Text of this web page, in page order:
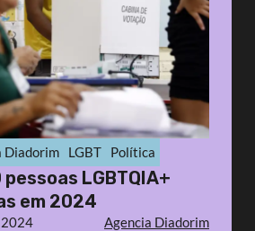
Diadorim LGBT Política
LGBTQIA+
em 2024
2024 Agencia Diadorim